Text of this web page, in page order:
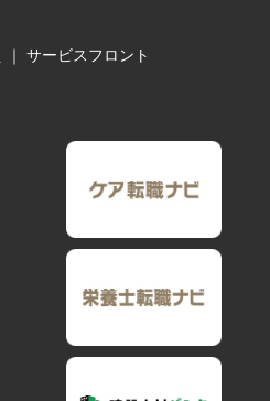
｜サービスフロント